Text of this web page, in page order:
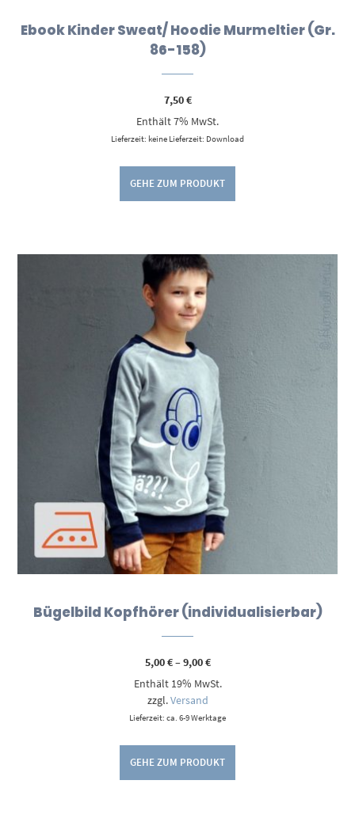
Ebook Kinder Sweat/ Hoodie Murmeltier (Gr.
86-158)
7,50€
Enthält 7% MwSt.
Lieferzeit: keine Lieferzeit: Download
GEHE ZUM PRODUKT
Bügelbild Kopfhörer (individualisierbar)
5,00€–9,00€Preisspanne:
bis
Enthält 19% MwSt.
zzgl.Versand
Lieferzeit: ca. 6-9 Werktage
GEHE ZUM PRODUKT